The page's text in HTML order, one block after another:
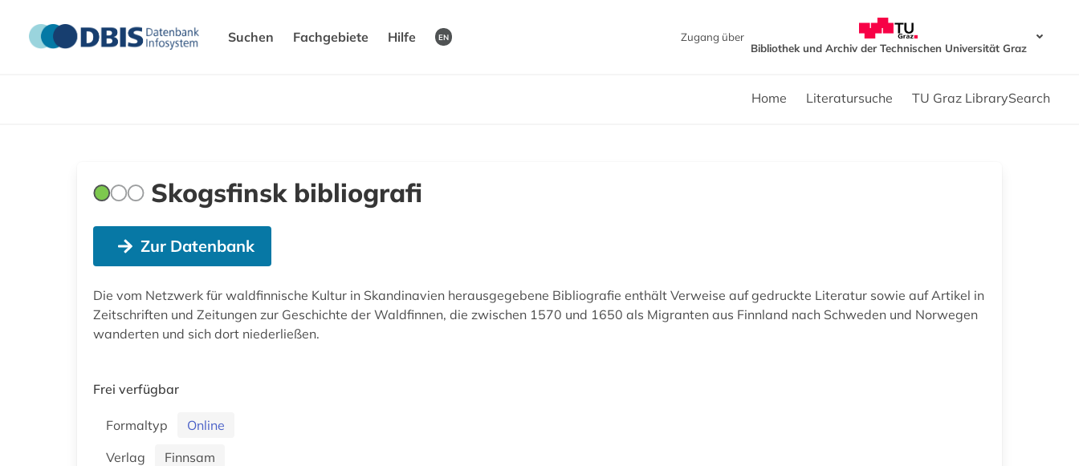
Suchen Fachgebiete Hilfe EN
Zugang über
Bibliothek und Archiv der Technischen Universität Graz
Home Literatursuche TU Graz LibrarySearch
Skogsfinsk bibliografi
Zur Datenbank
Die vom Netzwerk für waldfinnische Kultur in Skandinavien herausgegebene Bibliografie enthält Verweise auf gedruckte Literatur sowie auf Artikel in
Zeitschriften und Zeitungen zur Geschichte der Waldfinnen, die zwischen 1570 und 1650 als Migranten aus Finnland nach Schweden und Norwegen
wanderten und sich dort niederließen.
Frei verfügbar
Formaltyp
Online
Verlag
Finnsam